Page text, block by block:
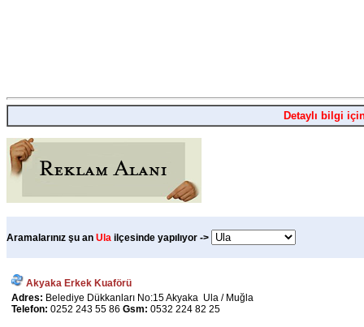
Detaylı bilgi
Aramalarınız şu an Ula ilçesinde yapılıyor ->
Akyaka Erkek Kuaförü
Adres: Belediye Dükkanları No:15 Akyaka Ula / Muğla
Telefon: 0252 243 55 86 Gsm: 0532 224 82 25